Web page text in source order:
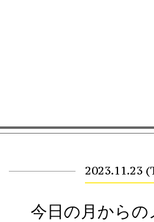
2023.11.23
今日の月からの